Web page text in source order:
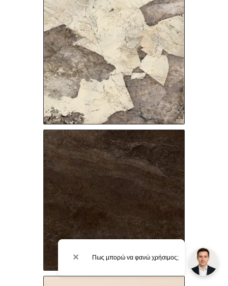
✕ Πως μπορώ να φανώ χρήσιμος;